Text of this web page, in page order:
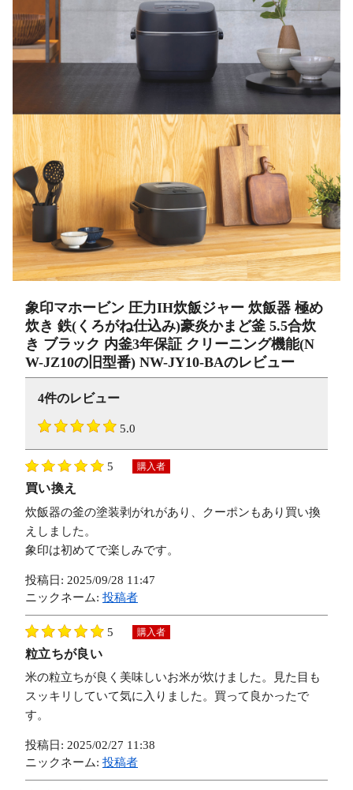
象印マホービン 圧力IH炊飯ジャー 炊飯器 極め
炊き 鉄(くろがね仕込み)豪炎かまど釜 5.5合炊
き ブラック 内釜3年保証 クリーニング機能(N
W-JZ10の旧型番) NW-JY10-BAのレビュー
4件のレビュー
5.0
5 購入者
買い換え
炊飯器の釜の塗装剥がれがあり、クーポンもあり買い換
えしました。
象印は初めてで楽しみです。
投稿日: 2025/09/28 11:47
ニックネーム: 投稿者
5 購入者
粒立ちが良い
米の粒立ちが良く美味しいお米が炊けました。見た目も
スッキリしていて気に入りました。買って良かったで
す。
投稿日: 2025/02/27 11:38
ニックネーム: 投稿者